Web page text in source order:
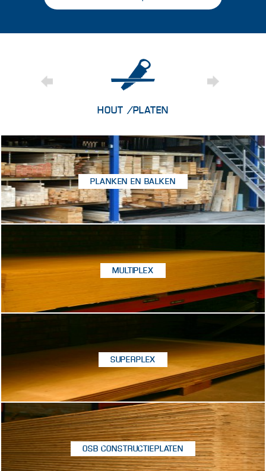
HOUT /PLATEN
PLANKEN EN BALKEN
MULTIPLEX
SUPERPLEX
OSB CONSTRUCTIEPLATEN